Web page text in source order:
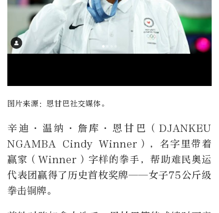
图片来源：恩甘巴社交媒体。
辛迪·温纳·詹库·恩甘巴（DJANKEU
NGAMBA Cindy Winner），名字里带着
赢家（Winner）字样的拳手，帮助难民奥运
代表团赢得了历史首枚奖牌——女子75公斤级
拳击铜牌。